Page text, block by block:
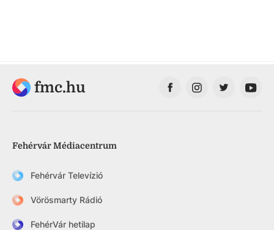
fmc.hu
Fehérvár Médiacentrum
Fehérvár Televízió
Vörösmarty Rádió
FehérVár hetilap